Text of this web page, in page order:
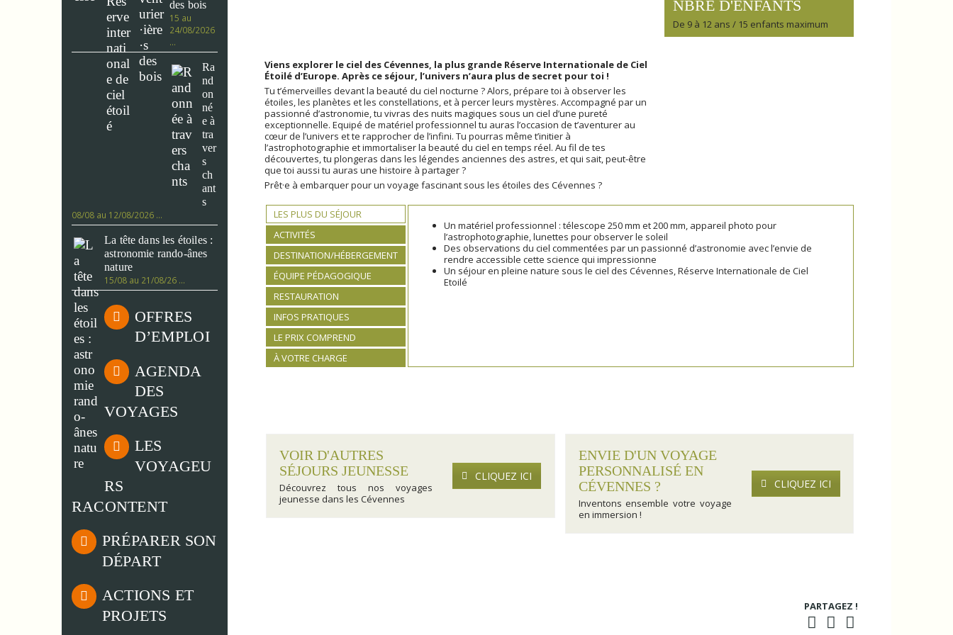
NBRE D'ENFANTS
De 9 à 12 ans / 15 enfants maximum
Viens explorer le ciel des Cévennes, la plus grande Réserve Internationale de Ciel
Étoilé d’Europe. Après ce séjour, l’univers n’aura plus de secret pour toi !
Tu t’émerveilles devant la beauté du ciel nocturne ? Alors, prépare toi à observer les
étoiles, les planètes et les constellations, et à percer leurs mystères. Accompagné par un
passionné d’astronomie, tu vivras des nuits magiques sous un ciel d’une pureté
exceptionnelle. Equipé de matériel professionnel tu auras l’occasion de t’aventurer au
cœur de l’univers et te rapprocher de l’infini. Tu pourras même t’initier à
l’astrophotographie et immortaliser la beauté du ciel en temps réel. Au fil de tes
découvertes, tu plongeras dans les légendes anciennes des astres, et qui sait, peut-être
que toi aussi tu auras une histoire à partager ?
Prêt·e à embarquer pour un voyage fascinant sous les étoiles des Cévennes ?
LES PLUS DU SÉJOUR
ACTIVITÉS
DESTINATION/HÉBERGEMENT
ÉQUIPE PÉDAGOGIQUE
RESTAURATION
INFOS PRATIQUES
LE PRIX COMPREND
À VOTRE CHARGE
Un matériel professionnel : télescope 250 mm et 200 mm, appareil photo pour
l’astrophotographie, lunettes pour observer le soleil
Des observations du ciel commentées par un passionné d’astronomie avec l’envie de
rendre accessible cette science qui impressionne
Un séjour en pleine nature sous le ciel des Cévennes, Réserve Internationale de Ciel
Etoilé
VOIR D'AUTRES
SÉJOURS JEUNESSE
Découvrez tous nos voyages
jeunesse dans les Cévennes
CLIQUEZ ICI
ENVIE D'UN VOYAGE
PERSONNALISÉ EN
CÉVENNES ?
Inventons ensemble votre voyage
en immersion !
CLIQUEZ ICI
PARTAGEZ !
des bois
15 au
24/08/2026
…
Ra
nd
on
né
e à
tra
ver
s
ch
ant
s
08/08 au 12/08/2026 …
La tête dans les étoiles :
astronomie rando-ânes
nature
15/08 au 21/08/26 …
OFFRES
D’EMPLOI
AGENDA
DES
VOYAGES
LES
VOYAGEU
RS
RACONTENT
PRÉPARER SON
DÉPART
ACTIONS ET
PROJETS